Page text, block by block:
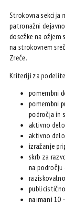
Strokovna sekcija
patronažni
dosežke na ožjem
na strokovnem
Zreče.
Kriteriji za
pomembni
pomembni
področja in
aktivno
aktivno
izražanje
skrb za
na področju
najmanj 10